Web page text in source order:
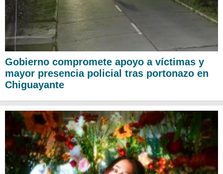
Gobierno compromete apoyo a víctimas y
mayor presencia policial tras portonazo en
Chiguayante